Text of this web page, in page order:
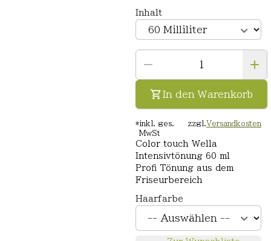
Inhalt
In den Warenkorb
*inkl. ges.
MwSt
zzgl. Versandkosten
Color touch Wella
Intensivtönung 60 ml
Profi Tönung aus dem
Friseurbereich
Haarfarbe